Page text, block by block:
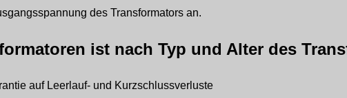
des Transformators an.
ist nach Typ und Alter des
auf Leerlauf- und Kurzschlussverluste